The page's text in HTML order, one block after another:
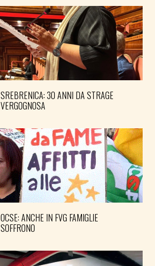
SREBRENICA: 30 ANNI DA STRAGE
VERGOGNOSA
OCSE: ANCHE IN FVG FAMIGLIE
SOFFRONO